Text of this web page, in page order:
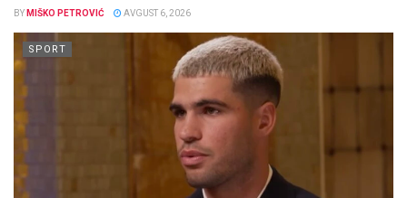
BY MIŠKO PETROVIĆ AVGUST 6, 2026
SPORT